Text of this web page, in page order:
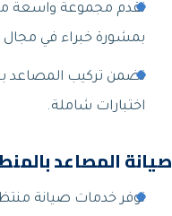
نقدم مجموعة واسعة من
بمشورة خبراء في مجال
نضمن تركيب المصاعد
اختبارات شاملة.
صيانة المصاعد
نوفر خدمات صيانة